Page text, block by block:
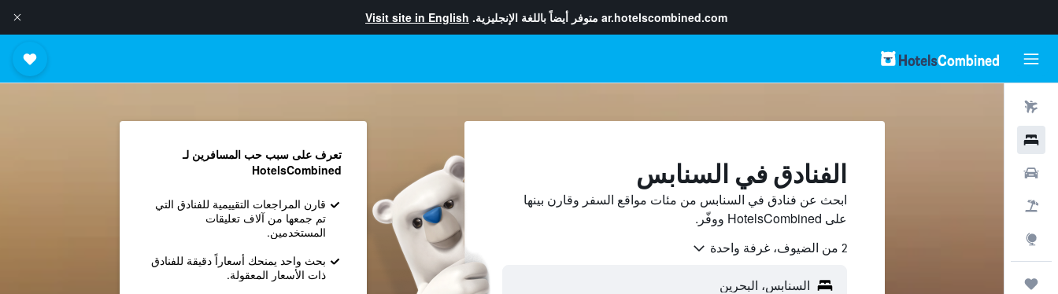
ar.hotelscombined.com متوفر أيضاً باللغة الإنجليزية. Visit site in English
الفنادق في السنابس
ابحث عن فنادق في السنابس من مئات مواقع السفر وقارن بينها
على HotelsCombined ووفّر.
2 من الضيوف، غرفة واحدة
تعرف على سبب حب المسافرين لـ
HotelsCombined
قارن المراجعات التقييمية للفنادق التي
تم جمعها من آلاف تعليقات
المستخدمين.
بحث واحد يمنحك أسعاراً دقيقة للفنادق
ذات الأسعار المعقولة.